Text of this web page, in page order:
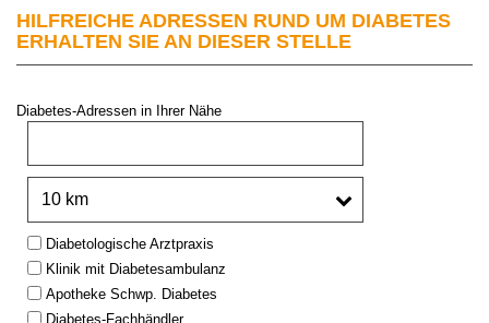
HILFREICHE ADRESSEN RUND UM DIABETES
ERHALTEN SIE AN DIESER STELLE
Diabetes-Adressen in Ihrer Nähe
Type:Diabetologische Arztpraxis
Klinik mit Diabetesambulanz
Apotheke Schwp. Diabetes
Diabetes-Fachhändler